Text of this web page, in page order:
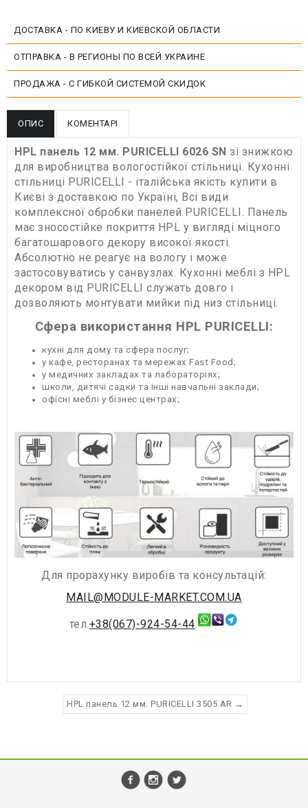
ДОСТАВКА - ПО КИЕВУ И КИЕВСКОЙ ОБЛАСТИ
ОТПРАВКА - В РЕГИОНЫ ПО ВСЕЙ УКРАИНЕ
ПРОДАЖА - С ГИБКОЙ СИСТЕМОЙ СКИДОК
ОПИС КОМЕНТАРІ
HPL панель 12 мм. PURICELLI 6026 SN зі знижкою
для виробництва вологостійкої стільниці. Кухонні
стільниці PURICELLI - італійська якість купити в
Києві з доставкою по Україні, Всі види
комплексної обробки панелей PURICELLI. Панель
має зносостійке покриття HPL у вигляді міцного
багатошарового декору високої якості.
Абсолютно не реагує на вологу і може
застосовуватись у санвузлах. Кухонні меблі з HPL
декором від PURICELLI служать довго і
дозволяють монтувати мийки під низ стільниці.
Сфера використання HPL PURICELLI:
кухні для дому та сфера послуг;
у кафе, ресторанах та мережах Fast Food;
у медичних закладах та лабораторіях;
школи, дитячі садки та інші навчальні заклади;
офісні меблі у бізнес центрах;
Для прорахунку виробів та консультацій:
MAIL@MODULE-MARKET.COM.UA
тел. +38(067)-924-54-44
HPL панель 12 мм. PURICELLI 3505 AR →